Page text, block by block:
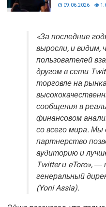
09.06.2026
«За последние
выросли, и видим,
пользователей
другом в сети
торговле на
сообщения в
финансовом
со всего мира.
партнерство
аудиторию и
Twitter и eToro», ―
генеральный
(Yoni Assia).